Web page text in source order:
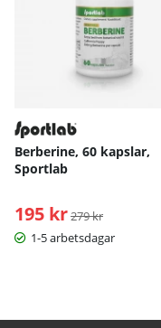
Berberine, 60 kapslar,
Sportlab
195 kr Ordinarie pris:
279 kr
1-5 arbetsdagar